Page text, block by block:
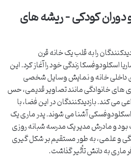
و دوران کودکی – ریشه های
را به قلب یک خانه قرن
اسکلودوفسکا زندگی خود را آغاز کرد. این
داخلی خانه و نمایش وسایل شخصی
های خانوادگی مانند تصاویر قدیمی، حس
می کند. بازدیدکنندگان در این فضا، با
آشنا می شوند. پدر ماری یک
و مادرش مدیر یک مدرسه شبانه روزی
و علمی، به طور مستقیم بر شکل گیری
به دانش تأثیر گذاشت.